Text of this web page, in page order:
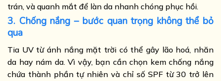
trán, và quanh mắt để làn da nhanh chóng phục hồi.
3. Chống nắng – bước quan trọng không thể bỏ
qua
Tia UV từ ánh nắng mặt trời có thể gây lão hoá, nhăn
da hay nám da. Vì vậy, bạn cần chọn kem chống nắng
chứa thành phần tự nhiên và chỉ số SPF từ 30 trở lên